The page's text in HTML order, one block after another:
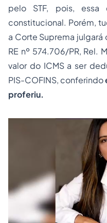
pelo STF, pois, essa
constitucional. Porém,
a Corte Suprema
RE nº 574.706/PR, Rel.
valor do ICMS a ser
PIS-COFINS, conferindo
proferiu.